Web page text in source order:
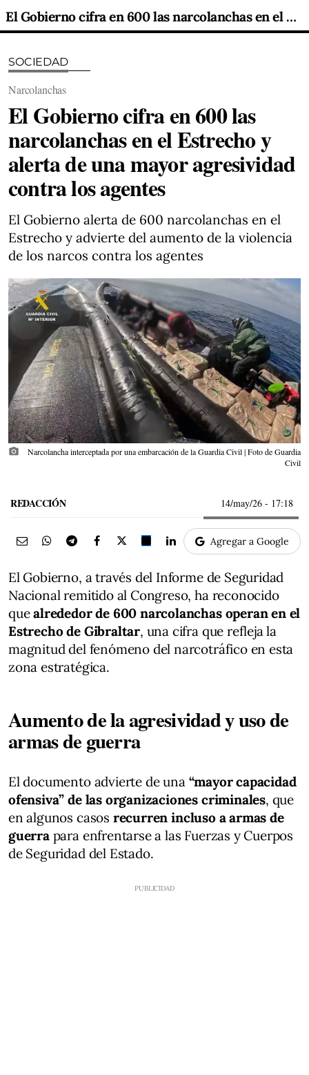
El Gobierno cifra en 600 las narcolanchas en el Estrecho y alerta de una mayor agresividad contra los agentes
SOCIEDAD
Narcolanchas
El Gobierno cifra en 600 las
narcolanchas en el Estrecho y
alerta de una mayor agresividad
contra los agentes
El Gobierno alerta de 600 narcolanchas en el
Estrecho y advierte del aumento de la violencia
de los narcos contra los agentes
photo_camera
Narcolancha interceptada por una embarcación de la Guardia Civil | Foto de Guardia
Civil
REDACCIÓN 14/may/26 - 17:18
Agregar a Google
El Gobierno, a través del Informe de Seguridad
Nacional remitido al Congreso, ha reconocido
quealrededor de 600 narcolanchas operan en el
Estrecho de Gibraltar, una cifra que refleja la
magnitud del fenómeno del narcotráfico en esta
zona estratégica.
Aumento de la agresividad y uso de
armas de guerra
El documento advierte de una “mayor capacidad
ofensiva” de las organizaciones criminales, que
en algunos casos recurren incluso a armas de
guerrapara enfrentarse a las Fuerzas y Cuerpos
de Seguridad del Estado.